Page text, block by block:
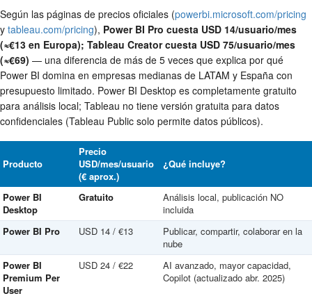
Según las páginas de precios oficiales (powerbi.microsoft.com/pricing
y tableau.com/pricing), Power BI Pro cuesta USD 14/usuario/mes
(≈€13 en Europa); Tableau Creator cuesta USD 75/usuario/mes
(≈€69) — una diferencia de más de 5 veces que explica por qué
Power BI domina en empresas medianas de LATAM y España con
presupuesto limitado. Power BI Desktop es completamente gratuito
para análisis local; Tableau no tiene versión gratuita para datos
confidenciales (Tableau Public solo permite datos públicos).
Producto
Precio
USD/mes/usuario
(€ aprox.)
¿Qué incluye?
Power BI
Desktop
Gratuito
Análisis local, publicación NO
incluida
Power BI Pro
USD 14 / €13
Publicar, compartir, colaborar en la
nube
Power BI
Premium Per
User
USD 24 / €22
AI avanzado, mayor capacidad,
Copilot (actualizado abr. 2025)